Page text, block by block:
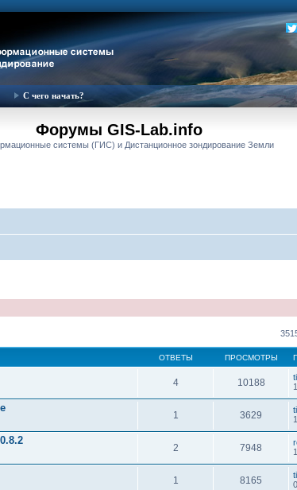
С чего начать?
Форумы GIS-Lab.info
системы (ГИС) и Дистанционное зондирование Земли
ОТВЕТЫ ПРОСМОТРЫ
4 10188
1 3629
2 7948
1 8165